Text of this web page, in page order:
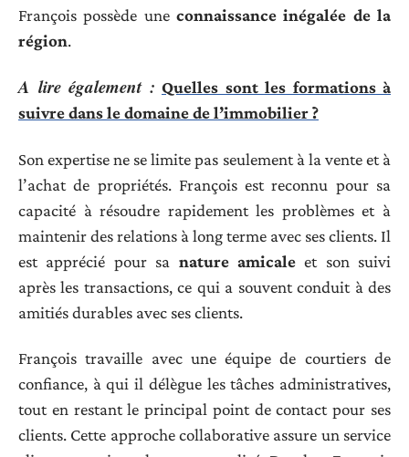
François possède une connaissance inégalée de la
région.
A lire également : Quelles sont les formations à
suivre dans le domaine de l’immobilier ?
Son expertise ne se limite pas seulement à la vente et à
l’achat de propriétés. François est reconnu pour sa
capacité à résoudre rapidement les problèmes et à
maintenir des relations à long terme avec ses clients. Il
est apprécié pour sa nature amicaleet son suivi
après les transactions, ce qui a souvent conduit à des
amitiés durables avec ses clients.
François travaille avec une équipe de courtiers de
confiance, à qui il délègue les tâches administratives,
tout en restant le principal point de contact pour ses
clients. Cette approche collaborative assure un service